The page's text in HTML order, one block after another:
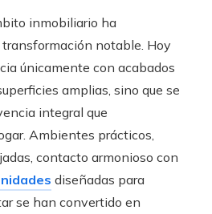
inmobiliario ha
notable. Hoy
únicamente con acabados
amplias, sino que se
integral que
Ambientes prácticos,
contacto armonioso con
diseñadas para
se han convertido en